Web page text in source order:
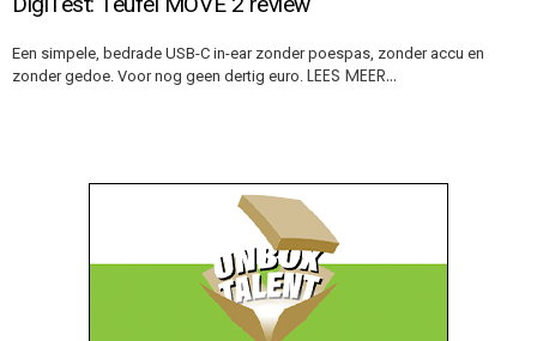
Een simpele, bedrade USB-C in-ear zonder poespas, zonder accu en
zonder gedoe. Voor nog geen dertig euro. LEES MEER…